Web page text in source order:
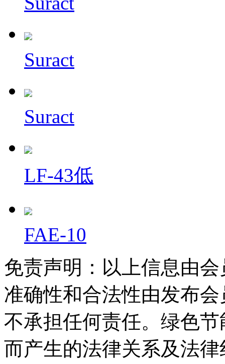
Suract
Suract
LF-43低
FAE-10
免责声明：以上信息由
准确性和合法性由发布
不承担任何责任。绿色
而产生的法律关系及法